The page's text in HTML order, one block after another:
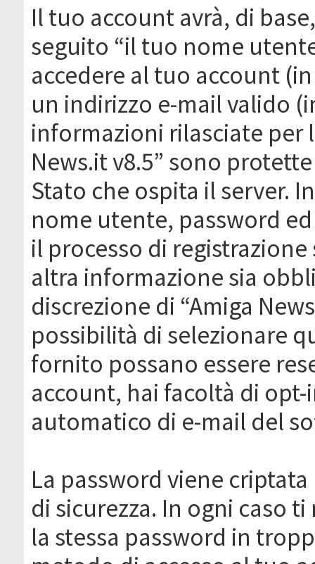
Il tuo account avrà, di
seguito “il tuo nome
accedere al tuo account
un indirizzo e-mail valido
informazioni rilasciate per
News.it v8.5” sono
Stato che ospita il server.
nome utente, password
il processo di registrazione
altra informazione sia
discrezione di “Amiga
possibilità di selezionare
fornito possano essere
account, hai facoltà di
automatico di e-mail del
La password viene
di sicurezza. In ogni caso
la stessa password in